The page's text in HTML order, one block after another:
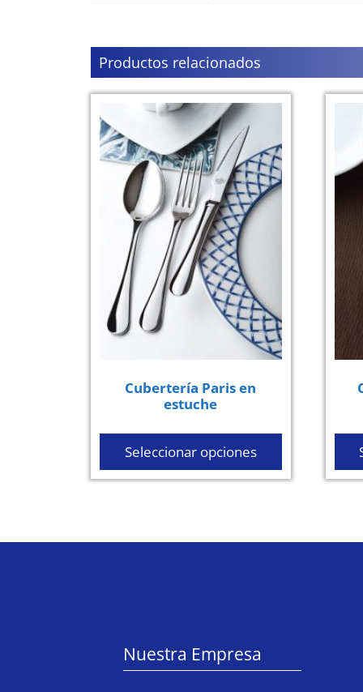
Productos relacionados
Cubertería Paris en
estuche
Seleccionar opciones
Nuestra Empresa